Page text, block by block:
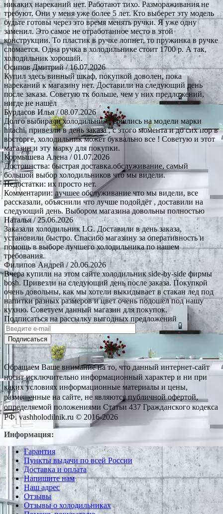
никаких нареканий нет. Работают тихо. Размораживания не
требуют. Они у меня уже более 5 лет. Кто выберет эту модель
будьте готовы через это время менять ручки. Я уже одну
заменил. Это самое не отработанное место в этой
конструкции. То пластик в ручке лопнет, то пружинка в ручке
сломается. Одна ручка в холодильнике стоит 1700 р. А так,
холодильник хороший.
Осипов Дмитрий/ 16.07.2026
Купил здесь винный шкаф, покупкой доволен, пока
нареканий к магазину нет. Доставили на следующий день
после заказа. Советую тк больше, чем у них предложений,
нигде не нашёл
Бурдасов Илья/ 08.07.2026
Долго выбирали холодильник , сошлись на модели марки
hitachi, привезли в день заказа , с этого момента и до сих пор в
восторге, холодильник может буквально все ! Советую и этот
магазин и эту марку для покупки.
Кормышева Алена / 01.07.2026
Достоинства: быстрая доставка.обслуживание, самый
большой выбор холодильников что мы видели.
Недостатки: их просто нет.
Комментарии: лучшее обслуживание что мы видели, все
рассказали, объяснили что лучше подойдёт , доставили на
следующий день. Выбором магазина довольны полностью
Наталья/ 25.06.2026
Заказали холодильник LG. Доставили в день заказа,
установили быстро. Спасибо магазину за оперативность и
помощь в выборе лучшего холодильника по нашем
требования.
Филипов Андрей/ 20.06.2026
Вчера купили на этом сайте холодильник side-by-side фирмы
bosh. Привезли на следующий день после заказа. Покупкой
очень довольны, как мы хотели выкидывает в стакан лед под
напитки разных размеров и цвет очень подошел под нашу
кухню. Советуем данный магазин для покупок.
Подписаться на рассылку выгодных предложений
Подписаться
Обращаем Ваше внимание на то, что данный интернет-сайт
носит исключительно информационный характер и ни при
каких условиях информационные материалы и цены,
размещенные на сайте, не являются публичной офертой,
определяемой положениями Статьи 437 Гражданского кодекса
РФ. vashholodilnik.ru © 2016-2026
Информация:
Гарантия
Пункты выдачи по всей России
Доставка и оплата
Напишите нам
Наш адрес
Отзывы
Отзывы о холодильниках